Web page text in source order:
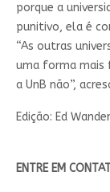
porque a
punitivo, ela é
“As outras
uma forma mais
a UnB não”,
Edição: Ed
ENTRE EM